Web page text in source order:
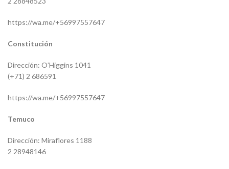
https://wa.me/+56997557647
Constitución
Dirección: O’Higgins 1041
(+71) 2 686591
https://wa.me/+56997557647
Temuco
Dirección: Miraflores 1188
2 28948146